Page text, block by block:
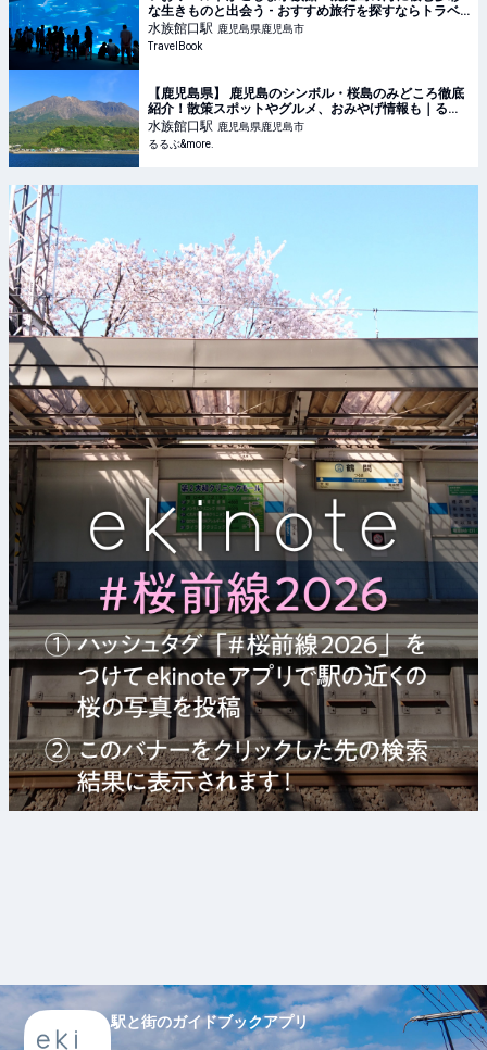
な生きものと出会う - おすすめ旅行を探すならトラベ
ルブック(TravelBook)
水族館口駅 鹿児島県鹿児島市
TravelBook
【鹿児島県】 鹿児島のシンボル・桜島のみどころ徹底
紹介！散策スポットやグルメ、おみやげ情報も｜るる
ぶ&more.
水族館口駅 鹿児島県鹿児島市
るるぶ&more.
駅と街のガイドブックアプリ